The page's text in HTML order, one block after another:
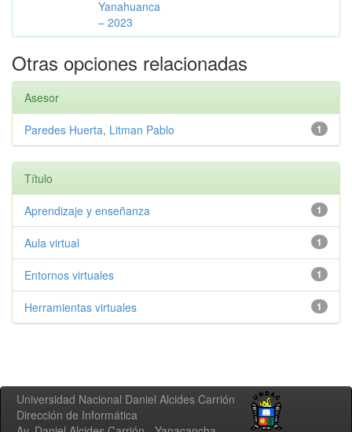
Yanahuanca
– 2023
Otras opciones relacionadas
Asesor
1
Paredes Huerta, Litman Pablo
Título
1
Aprendizaje y enseñanza
1
Aula virtual
1
Entornos virtuales
1
Herramientas virtuales
Universidad Nacional Daniel Alcides Carrión
Dirección de Informática